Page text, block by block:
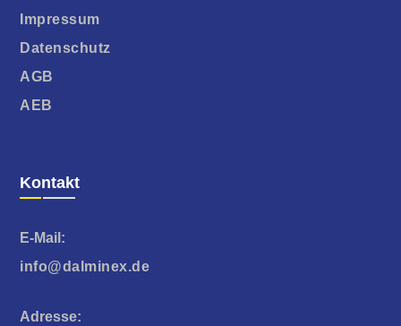
Impressum
Datenschutz
AGB
AEB
Kontakt
E-Mail:
info@dalminex.de
Adresse: